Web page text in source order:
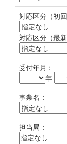
対応区分（初
対応区分（最新
受付年月：
年
事業名：
担当局：